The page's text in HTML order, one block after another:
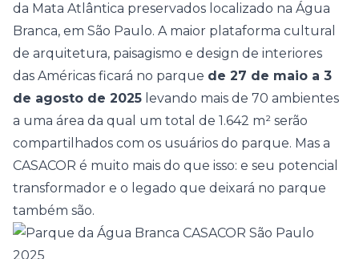
da Mata Atlântica preservados localizado na Água
Branca, em São Paulo. A maior plataforma cultural
de arquitetura, paisagismo e design de interiores
das Américas ficará no parque de 27 de maio a 3
de agosto de 2025 levando mais de 70 ambientes
a uma área da qual um total de 1.642 m² serão
compartilhados com os usuários do parque. Mas a
CASACOR é muito mais do que isso: e seu potencial
transformador e o legado que deixará no parque
também são.